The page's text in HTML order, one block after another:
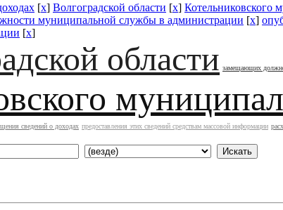
[x] Волгоградской области [x] Котельниковского
муниципальной службы в администрации [x]
[x]
области замещающих
сведений о доходах предоставления этих сведений средствам массовой информации